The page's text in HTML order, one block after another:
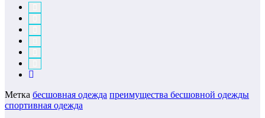
Метка бесшовная одежда преимущества бесшовной одежды
спортивная одежда